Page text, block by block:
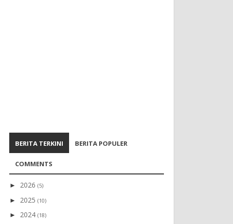
BERITA TERKINI BERITA POPULER
COMMENTS
► 2026 (5)
► 2025 (10)
► 2024 (18)